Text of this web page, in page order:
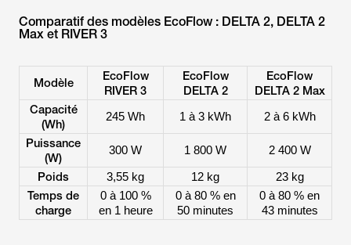
Comparatif des modèles EcoFlow : DELTA 2, DELTA 2
Max et RIVER 3
Modèle
EcoFlow
RIVER 3
EcoFlow
DELTA 2
EcoFlow
DELTA 2 Max
Capacité
(Wh)
245 Wh 1 à 3 kWh 2 à 6 kWh
Puissance
(W)
300 W 1 800 W 2 400 W
Poids 3,55 kg 12 kg 23 kg
Temps de
charge
0 à 100 %
en 1 heure
0 à 80 % en
50 minutes
0 à 80 % en
43 minutes